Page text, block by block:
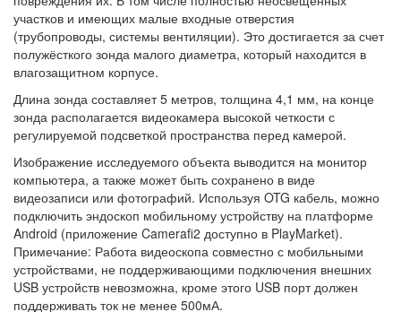
участков и имеющих малые входные отверстия
(трубопроводы, системы вентиляции). Это достигается за счет
полужёсткого зонда малого диаметра, который находится в
влагозащитном корпусе.
Длина зонда составляет 5 метров, толщина 4,1 мм, на конце
зонда располагается видеокамера высокой четкости с
регулируемой подсветкой пространства перед камерой.
Изображение исследуемого объекта выводится на монитор
компьютера, а также может быть сохранено в виде
видеозаписи или фотографий. Используя OTG кабель, можно
подключить эндоскоп мобильному устройству на платформе
Android (приложение Camerafi2 доступно в PlayMarket).
Примечание: Работа видеоскопа совместно с мобильными
устройствами, не поддерживающими подключения внешних
USB устройств невозможна, кроме этого USB порт должен
поддерживать ток не менее 500мА.